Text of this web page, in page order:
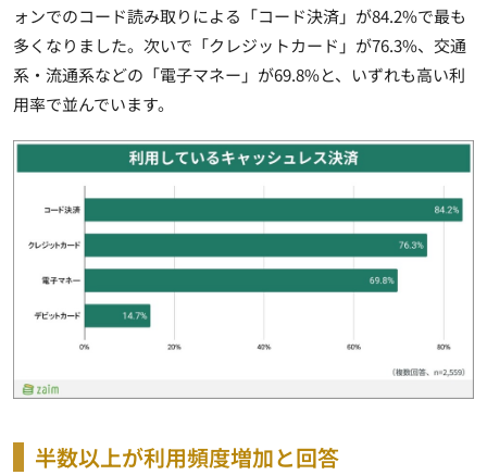
ォンでのコード読み取りによる「コード決済」が84.2%で最も
多くなりました。次いで「クレジットカード」が76.3%、交通
系・流通系などの「電子マネー」が69.8%と、いずれも高い利
用率で並んでいます。
半数以上が利用頻度増加と回答